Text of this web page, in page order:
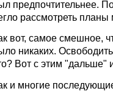
предпочтительнее.
рассмотреть
вот, самое смешное,
никаких.
Вот с этим "дальше"
и многие